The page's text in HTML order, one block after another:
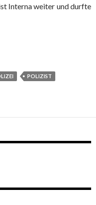
Interna weiter und durfte
POLIZIST